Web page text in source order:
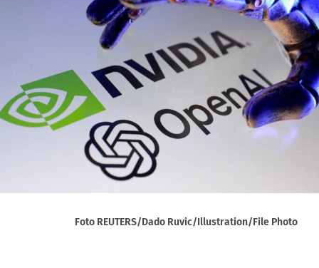
Foto REUTERS/Dado Ruvic/Illustration/File Photo